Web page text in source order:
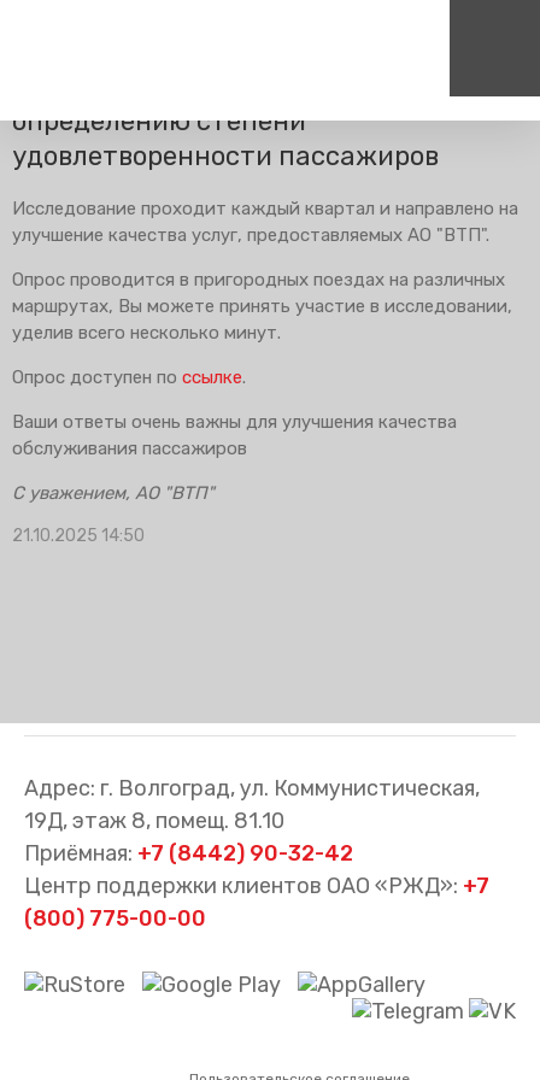
Пассажирам
Режим работы билетных
Тарифы и льготы
Способы оплаты проезда
Схема обращения
Мобильное приложение
пассажиров
Туризм
Групповые маршруты
Единый номер вызова экстренных служб
112
определению степени
удовлетворенности пассажиров
Исследование проходит каждый квартал и направлено на
улучшение качества услуг, предоставляемых АО "ВТП".
Опрос проводится в пригородных поездах на различных
маршрутах, Вы можете принять участие в исследовании,
уделив всего несколько минут.
Опрос доступен по ссылке.
Ваши ответы очень важны для улучшения качества
обслуживания пассажиров
С уважением, АО "ВТП"
21.10.2025 14:50
Адрес: г. Волгоград, ул. Коммунистическая,
19Д, этаж 8, помещ. 81.10
Приёмная: +7 (8442) 90-32-42
Центр поддержки клиентов ОАО «РЖД»: +7
(800) 775-00-00